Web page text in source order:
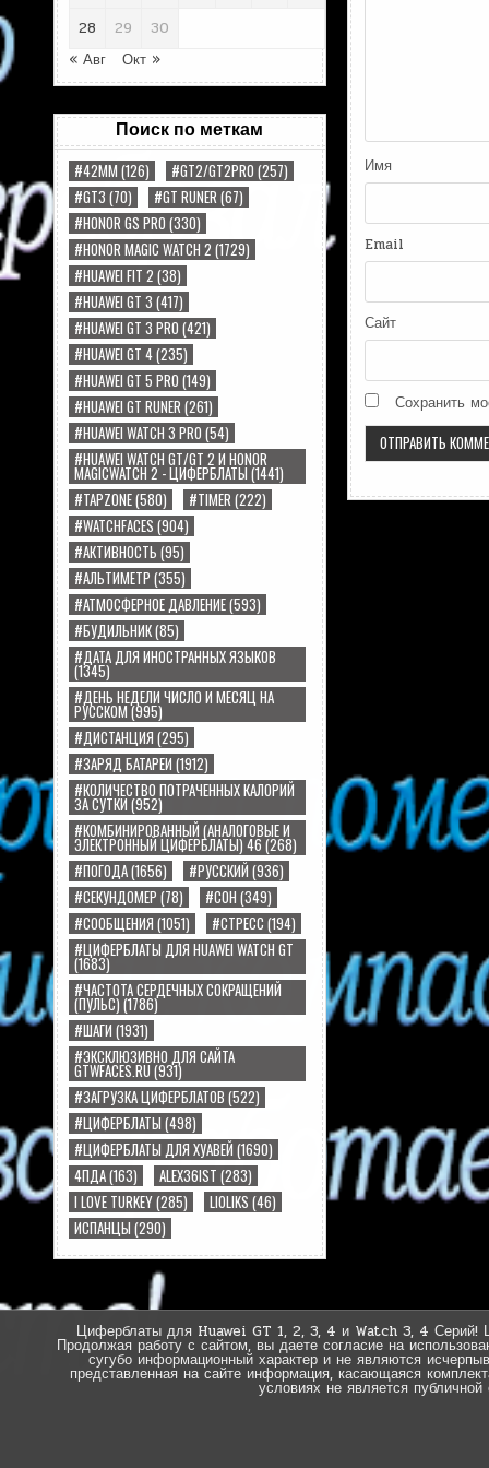
28
29
30
« Авг
Окт »
Поиск по меткам
#42MM (126) #GT2/GT2PRO (257)
#GT3 (70) #GT RUNER (67)
#HONOR GS PRO (330)
#HONOR MAGIC WATCH 2 (1729)
#HUAWEI FIT 2 (38)
#HUAWEI GT 3 (417)
#HUAWEI GT 3 PRO (421)
#HUAWEI GT 4(235)
#HUAWEI GT 5 PRO (149)
#HUAWEI GT RUNER (261)
#HUAWEI WATCH 3 PRO (54)
#HUAWEI WATCH GT/GT 2 И HONOR
MAGICWATCH 2 - ЦИФЕРБЛАТЫ(1441)
#TAPZONE(580) #TIMER (222)
#WATCHFACES (904)
#АКТИВНОСТЬ (95)
#АЛЬТИМЕТР (355)
#АТМОСФЕРНОЕ ДАВЛЕНИЕ(593)
#БУДИЛЬНИК(85)
#ДАТА ДЛЯ ИНОСТРАННЫХ ЯЗЫКОВ
(1345)
#ДЕНЬ НЕДЕЛИ ЧИСЛО И МЕСЯЦ НА
РУССКОМ(995)
#ДИСТАНЦИЯ (295)
#ЗАРЯД БАТАРЕИ (1912)
#КОЛИЧЕСТВО ПОТРАЧЕННЫХ КАЛОРИЙ
ЗА СУТКИ(952)
#КОМБИНИРОВАННЫЙ (АНАЛОГОВЫЕ И
ЭЛЕКТРОННЫЙ ЦИФЕРБЛАТЫ) 46(268)
#ПОГОДА(1656) #РУССКИЙ (936)
#СЕКУНДОМЕР (78) #СОН (349)
#СООБЩЕНИЯ (1051) #СТРЕСС (194)
#ЦИФЕРБЛАТЫ ДЛЯ HUAWEI WATCH GT
(1683)
#ЧАСТОТА СЕРДЕЧНЫХ СОКРАЩЕНИЙ
(ПУЛЬС)(1786)
#ШАГИ (1931)
#ЭКСКЛЮЗИВНО ДЛЯ САЙТА
GTWFACES.RU(931)
#ЗАГРУЗКА ЦИФЕРБЛАТОВ (522)
#ЦИФЕРБЛАТЫ (498)
#ЦИФЕРБЛАТЫ ДЛЯ ХУАВЕЙ (1690)
4ПДА(163) ALEX36IST (283)
I LOVE TURKEY(285) LIOLIKS (46)
ИСПАНЦЫ (290)
Имя
Email
Сайт
Сохранить
Циферблаты для Huawei GT 1, 2, 3, 4 и Watch 3, 4 Серий!
Продолжая работу с сайтом, вы даете согласие на
сугубо информационный характер и не являются
представленная на сайте информация, касающаяся
условиях не является